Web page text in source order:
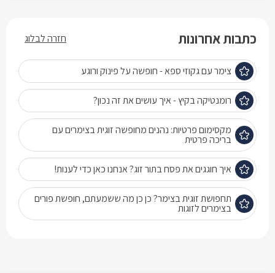
כתבות אחרונות
צימר עם גקוזי ספא - חופשה על פינוק ורוגע
רומנטיקה בקיץ - איך עושים את זה נכון?
מקסימום פרטיות: נהנים מחופשה זוגית בצימרים עם
בריכה פרטית
איך חוגגים את פסח בתור זוג? אנחנו כאן כדי לענות!
תחפושת זוגית בצימר? כן כן מה ששמעתם, חופשת פורים
בצימרים לזוגות
חזרה לבלוג